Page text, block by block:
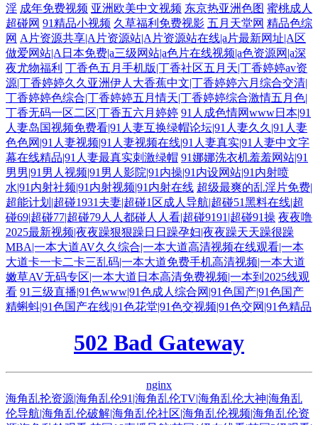
淫 成年免费视频 亚洲欧美中文视频 东京热亚洲色图 蜜桃成人
超碰网 91精品小视频 久草福利免费视影 五月天堂网 精品色综
网 A片资源共享|A片资源站|A片资源站在线|a片最新网址|A区
做爱网站|A日本免费|a三级网站|a色片在线视频|a色资源网|a深
夜尤物福利 丁香色五月手机版|丁香社区五月天|丁香婷婷av资
源|丁香婷婷久久亚洲伊人大香蕉中文|丁香婷婷六月综合交清|
丁香婷婷色综合|丁香婷婷五月情天|丁香婷婷综合激情五月色|
丁香无码一区二区|丁香五六月婷婷 91人成色情网www日本|91
人妻岛国视频免费看|91人妻互换绿帽论坛|91人妻久久|91人妻
色色网|91人妻视频|91人妻视频在线|91人妻真实|91人妻中文字
幕在线精品|91人妻最真实刺激绿帽 91娜娜洗衣机羞羞网站|91
男男|91男人视频|91男人影院|91内操|91内设网站|91内射喷
水|91内射社频|91内射视频|91内射在线 超级最爽的乱淫片免费|
超能计划|超碰1931夫妻|超碰1区成人导航|超碰51黑料在线|超
碰69|超碰77|超碰79人人都碰人人看|超碰9191|超碰91操 夜夜噜
2025最新视频|夜夜躁狠狠躁日日躁孕妇|夜夜躁天天躁很躁
MBA|一本大道AV久久综合|一本大道高清视频在线观看|一本
大道卡一卡二卡三乱码|一本大道免费手机高清视频|一本大道
嫩草AV无码专区|一本大道日本高清免费视频|一本到2025线观
看 91三级直播|91色www|91色成人综合网|91色国产|91色国产
精蝌蚪|91色国产在线|91色花堂|91色交视频|91色交网|91色精品
502 Bad Gateway
nginx
海角乱抡资源|海角乱伦91|海角乱伦TV|海角乱伦大神|海角乱
伦导航|海角乱伦破解|海角乱伦社区|海角乱伦视频|海角乱伦资